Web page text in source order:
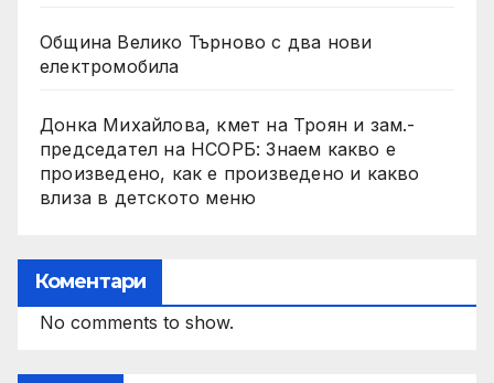
Община Велико Търново с два нови
електромобила
Донка Михайлова, кмет на Троян и зам.-
председател на НСОРБ: Знаем какво е
произведено, как е произведено и какво
влиза в детското меню
Коментари
No comments to show.